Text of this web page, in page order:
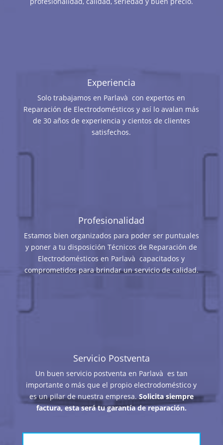
Experiencia
Solo trabajamos en Parlavà con expertos en
Reparación de Electrodomésticos y así lo avalan más
de 30 años de experiencia y cientos de clientes
satisfechos.
Profesionalidad
Estamos bien organizados para poder ser puntuales
y poner a tu disposición Técnicos de Reparación de
Electrodomésticos en Parlavà capacitados y
comprometidos para brindar un servicio de calidad.
Servicio Postventa
Un buen servicio postventa en Parlavà es tan
importante o más que el propio electrodoméstico y
es un pilar de nuestra empresa.Solicita siempre
factura, esta será tu garantía de reparación.